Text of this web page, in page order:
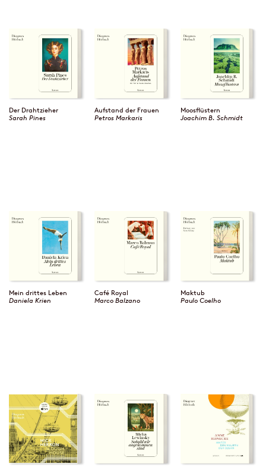
Der Drahtzieher
Sarah Pines
Aufstand der Frauen
Petros Markaris
Moosflüstern
Joachim B. Schmidt
Mein drittes Leben
Daniela Krien
Café Royal
Marco Balzano
Maktub
Paulo Coelho